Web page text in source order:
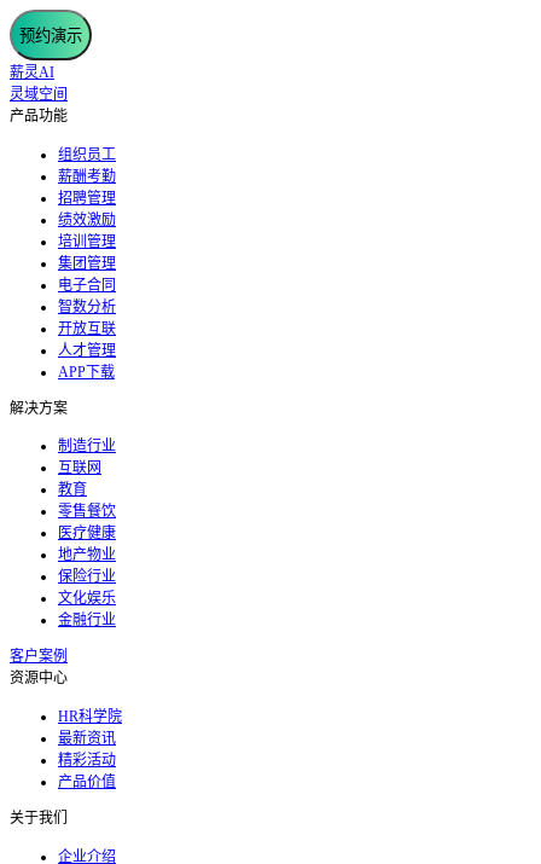
预约演示
薪灵AI
灵域空间
产品功能
组织员工
薪酬考勤
招聘管理
绩效激励
培训管理
集团管理
电子合同
智数分析
开放互联
人才管理
APP下载
解决方案
制造行业
互联网
教育
零售餐饮
医疗健康
地产物业
保险行业
文化娱乐
金融行业
客户案例
资源中心
HR科学院
最新资讯
精彩活动
产品价值
关于我们
企业介绍